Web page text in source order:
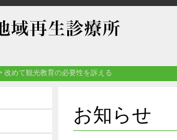
改めて観光教育の必要性を訴える
お知らせ